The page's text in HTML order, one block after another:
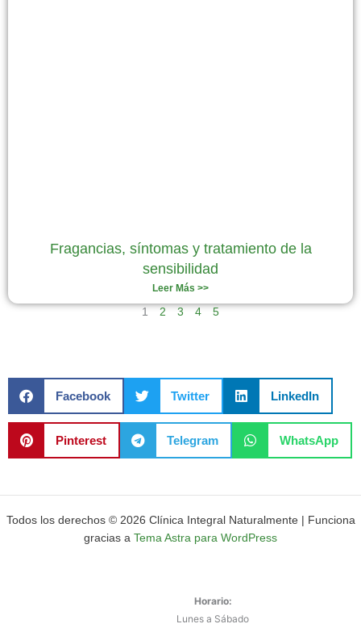
Fragancias, síntomas y tratamiento de la
sensibilidad
Leer Más >>
1 2 3 4 5
Facebook Twitter LinkedIn
Pinterest Telegram WhatsApp
Todos los derechos © 2026 Clínica Integral Naturalmente | Funciona
gracias a Tema Astra para WordPress
Horario:
Lunes a Sábado